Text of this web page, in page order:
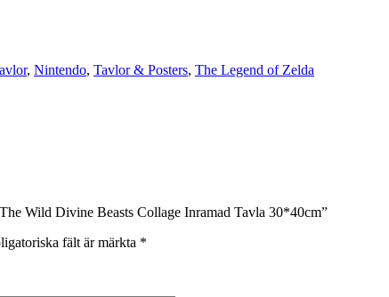
, Nintendo, Tavlor & Posters, The Legend of Zelda
Wild Divine Beasts Collage Inramad Tavla 30*40cm”
fält är märkta *